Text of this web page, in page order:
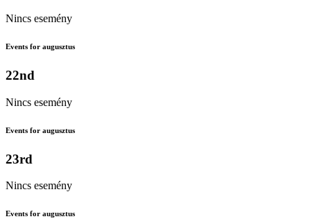
Nincs esemény
Events for augusztus
22nd
Nincs esemény
Events for augusztus
23rd
Nincs esemény
Events for augusztus